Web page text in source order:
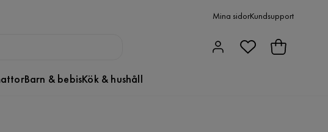
Mina sidorKundsupport
Barn & bebisKök & hushåll